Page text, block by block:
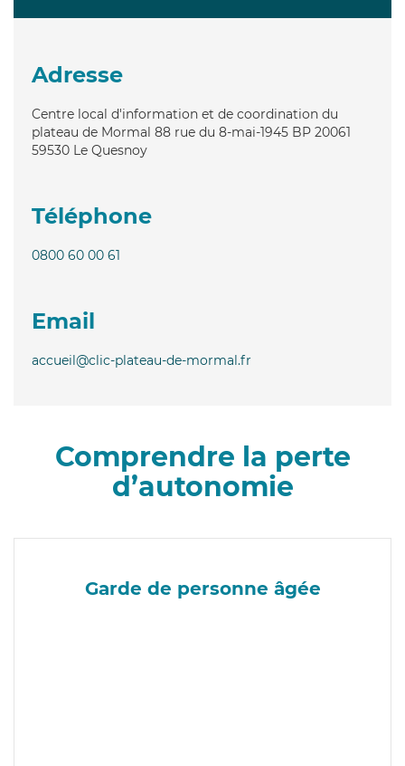
Adresse
Centre local d'information et de coordination du
plateau de Mormal 88 rue du 8-mai-1945 BP 20061
59530 Le Quesnoy
Téléphone
0800 60 00 61
Email
accueil@clic-plateau-de-mormal.fr
Comprendre la perte
d’autonomie
Garde de personne âgée